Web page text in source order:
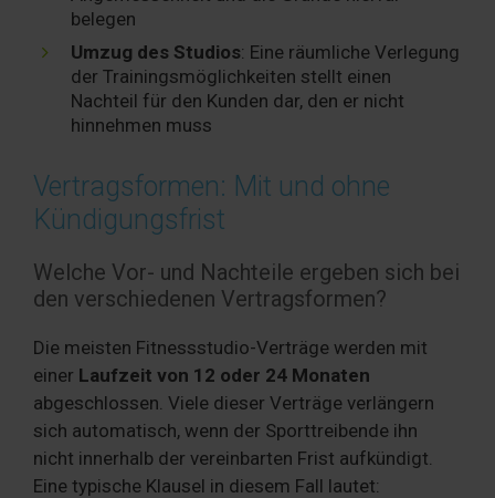
belegen
Umzug des Studios: Eine räumliche Verlegung
der Trainingsmöglichkeiten stellt einen
Nachteil für den Kunden dar, den er nicht
hinnehmen muss
Vertragsformen: Mit und ohne
Kündigungsfrist
Welche Vor- und Nachteile ergeben sich bei
den verschiedenen Vertragsformen?
Die meisten Fitnessstudio-Verträge werden mit
einer Laufzeit von 12 oder 24 Monaten
abgeschlossen. Viele dieser Verträge verlängern
sich automatisch, wenn der Sporttreibende ihn
nicht innerhalb der vereinbarten Frist aufkündigt.
Eine typische Klausel in diesem Fall lautet: